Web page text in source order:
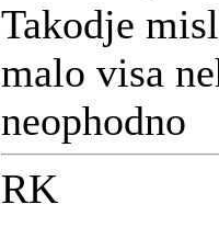
Takodje
malo visa
neophodno
RK